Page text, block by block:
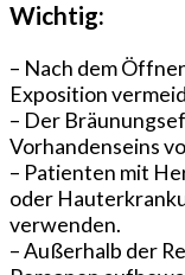
Wichtig:
– Nach dem
Exposition
– Der
Vorhandenseins
– Patienten mit
oder
verwenden.
– Außerhalb der